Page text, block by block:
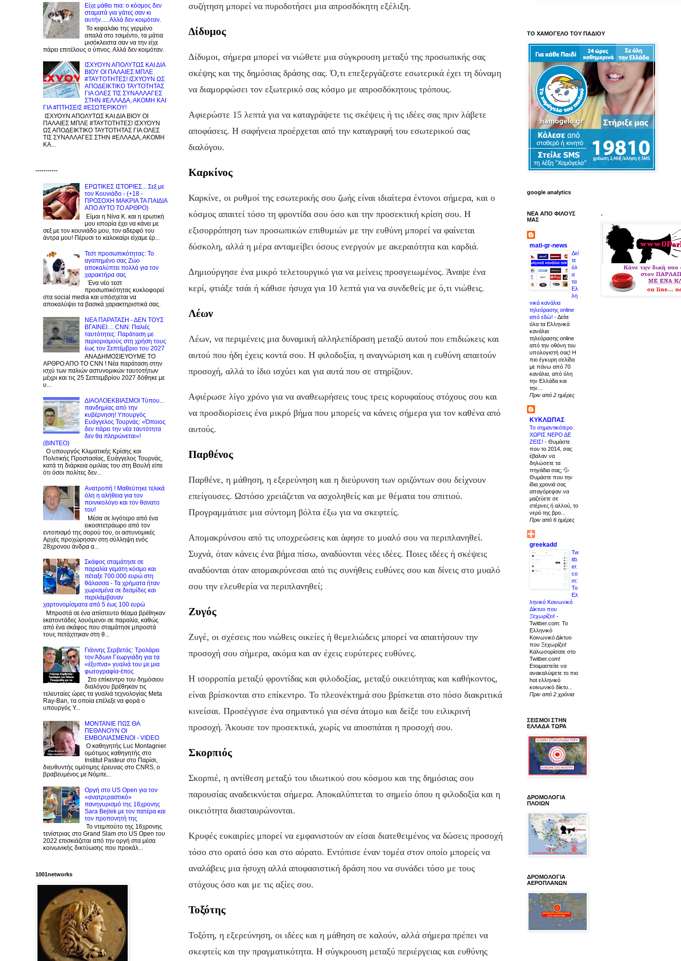
συζήτηση μπορεί να πυροδοτήσει μια απροσδόκητη εξέλιξη.
Δίδυμος
Δίδυμοι, σήμερα μπορεί να νιώθετε μια σύγκρουση μεταξύ της προσωπικής σας
σκέψης και της δημόσιας δράσης σας. Ό,τι επεξεργάζεστε εσωτερικά έχει τη δύναμη
να διαμορφώσει τον εξωτερικό σας κόσμο με απροσδόκητους τρόπους.
Αφιερώστε 15 λεπτά για να καταγράψετε τις σκέψεις ή τις ιδέες σας πριν λάβετε
αποφάσεις. Η σαφήνεια προέρχεται από την καταγραφή του εσωτερικού σας
διαλόγου.
Καρκίνος
Καρκίνε, οι ρυθμοί της εσωτερικής σου ζωής είναι ιδιαίτερα έντονοι σήμερα, και ο
κόσμος απαιτεί τόσο τη φροντίδα σου όσο και την προσεκτική κρίση σου. Η
εξισορρόπηση των προσωπικών επιθυμιών με την ευθύνη μπορεί να φαίνεται
δύσκολη, αλλά η μέρα ανταμείβει όσους ενεργούν με ακεραιότητα και καρδιά.
Δημιούργησε ένα μικρό τελετουργικό για να μείνεις προσγειωμένος. Άναψε ένα
κερί, φτιάξε τσάι ή κάθισε ήσυχα για 10 λεπτά για να συνδεθείς με ό,τι νιώθεις.
Λέων
Λέων, να περιμένεις μια δυναμική αλληλεπίδραση μεταξύ αυτού που επιδιώκεις και
αυτού που ήδη έχεις κοντά σου. Η φιλοδοξία, η αναγνώριση και η ευθύνη απαιτούν
προσοχή, αλλά το ίδιο ισχύει και για αυτά που σε στηρίζουν.
Αφιέρωσε λίγο χρόνο για να αναθεωρήσεις τους τρεις κορυφαίους στόχους σου και
να προσδιορίσεις ένα μικρό βήμα που μπορείς να κάνεις σήμερα για τον καθένα από
αυτούς.
Παρθένος
Παρθένε, η μάθηση, η εξερεύνηση και η διεύρυνση των οριζόντων σου δείχνουν
επείγουσες. Ωστόσο χρειάζεται να ασχοληθείς και με θέματα του σπιτιού.
Προγραμμάτισε μια σύντομη βόλτα έξω για να σκεφτείς.
Απομακρύνσου από τις υποχρεώσεις και άφησε το μυαλό σου να περιπλανηθεί.
Συχνά, όταν κάνεις ένα βήμα πίσω, αναδύονται νέες ιδέες. Ποιες ιδέες ή σκέψεις
αναδύονται όταν απομακρύνεσαι από τις συνήθεις ευθύνες σου και δίνεις στο μυαλό
σου την ελευθερία να περιπλανηθεί;
Ζυγός
Ζυγέ, οι σχέσεις που νιώθεις οικείες ή θεμελιώδεις μπορεί να απαιτήσουν την
προσοχή σου σήμερα, ακόμα και αν έχεις ευρύτερες ευθύνες.
Η ισορροπία μεταξύ φροντίδας και φιλοδοξίας, μεταξύ οικειότητας και καθήκοντος,
είναι βρίσκονται στο επίκεντρο. Το πλεονέκτημά σου βρίσκεται στο πόσο διακριτικά
κινείσαι. Προσέγγισε ένα σημαντικό για σένα άτομο και δείξε του ειλικρινή
προσοχή. Άκουσε τον προσεκτικά, χωρίς να αποσπάται η προσοχή σου.
Σκορπιός
Σκορπιέ, η αντίθεση μεταξύ του ιδιωτικού σου κόσμου και της δημόσιας σου
παρουσίας αναδεικνύεται σήμερα. Αποκαλύπτεται το σημείο όπου η φιλοδοξία και η
οικειότητα διασταυρώνονται.
Κρυφές ευκαιρίες μπορεί να εμφανιστούν αν είσαι διατεθειμένος να δώσεις προσοχή
τόσο στο ορατό όσο και στο αόρατο. Εντόπισε έναν τομέα στον οποίο μπορείς να
αναλάβεις μια ήσυχη αλλά αποφασιστική δράση που να συνάδει τόσο με τους
στόχους όσο και με τις αξίες σου.
Τοξότης
Τοξότη, η εξερεύνηση, οι ιδέες και η μάθηση σε καλούν, αλλά σήμερα πρέπει να
σκεφτείς και την πραγματικότητα. Η σύγκρουση μεταξύ περιέργειας και ευθύνης
Είχε μάθει πια: ο κόσμος δεν
σταματά για γάτες σαν κι
αυτήν..... Αλλά δεν κοιμόταν.
Το κεφαλάκι της γερμένο
απαλά στο τσιμέντο, τα μάτια
μισόκλειστα σαν να την είχε
πάρει επιτέλους ο ύπνος. Αλλά δεν κοιμόταν.
ΙΣΧΥΟΥΝ ΑΠΟΛΥΤΩΣ ΚΑΙ ΔΙΑ
ΒΙΟΥ ΟΙ ΠΑΛΑΙΕΣ ΜΠΛΕ
#ΤΑΥΤΟΤΗΤΕΣ! ΙΣΧΥΟΥΝ ΩΣ
ΑΠΟΔΕΙΚΤΙΚΟ ΤΑΥΤΟΤΗΤΑΣ
ΓΙΑ ΟΛΕΣ ΤΙΣ ΣΥΝΑΛΛΑΓΕΣ
ΣΤΗΝ #ΕΛΛΑΔΑ, ΑΚΟΜΗ ΚΑΙ
ΓΙΑ #ΠΤΗΣΕΙΣ #ΕΣΩΤΕΡΙΚΟΥ!
ΙΣΧΥΟΥΝ ΑΠΟΛΥΤΩΣ ΚΑΙ ΔΙΑ ΒΙΟΥ ΟΙ
ΠΑΛΑΙΕΣ ΜΠΛΕ #ΤΑΥΤΟΤΗΤΕΣ! ΙΣΧΥΟΥΝ
ΩΣ ΑΠΟΔΕΙΚΤΙΚΟ ΤΑΥΤΟΤΗΤΑΣ ΓΙΑ ΟΛΕΣ
ΤΙΣ ΣΥΝΑΛΛΑΓΕΣ ΣΤΗΝ #ΕΛΛΑΔΑ, ΑΚΟΜΗ
ΚΑ...
-----------
ΕΡΩΤΙΚΕΣ ΙΣΤΟΡΙΕΣ... Σεξ με
τον Kουνιάδο - (+18 -
ΠΡΟΣΟΧΗ ΜΑΚΡΙΑ ΤΑ ΠΑΙΔΙΑ
ΑΠΟ ΑΥΤΟ ΤΟ ΑΡΘΡΟ)
Είμαι η Νίνα Κ. και η ερωτική
μου ιστορία έχει να κάνει με
σεξ με τον κουνιάδο μου, τον αδερφό του
άντρα μου! Πέρυσι το καλοκαίρι είχαμε έρ...
Τεστ προσωπικότητας: Το
αγαπημένο σας Zώο
αποκαλύπτει πολλά για τον
χαρακτήρα σας
Ένα νέο τεστ
προσωπικότητας κυκλοφορεί
στα social media και υπόσχεται να
αποκαλύψει τα βασικά χαρακτηριστικά σας.
NEA ΠΑΡΑΤΑΣΗ - ΔΕΝ ΤΟΥΣ
ΒΓΑΙΝΕΙ.... CNN: Παλιές
ταυτότητες: Παράταση με
περιορισμούς στη χρήση τους
έως τον Σεπτέμβριο του 2027
ΑΝΑΔΗΜΟΣΙΕΥΟΥΜΕ ΤΟ
ΑΡΘΡΟ ΑΠΟ ΤΟ CNN ! Νέα παράταση στην
ισχύ των παλιών αστυνομικών ταυτοτήτων
μέχρι και τις 25 Σεπτεμβρίου 2027 δόθηκε με
υ...
ΔΙΑΟΛΟΕΚΒΙΑΣΜΟΙ Tύπου...
πανδημίας από την
κυβέρνηση! Υπουργός
Ευάγγελος Τουρνάς: «Όποιος
δεν πάρει την νέα ταυτότητα
δεν θα πληρώνεται»!
(BINTEO)
Ο υπουργός Κλιματικής Κρίσης και
Πολιτικής Προστασίας, Ευάγγελος Τουρνάς,
κατά τη διάρκεια ομιλίας του στη Βουλή είπε
ότι όσοι πολίτες δεν...
Ανατροπή ! Mαθεύτηκε τελικά
όλη η αλήθεια για τον
ποινικολόγο και τον θανατο
του!
Μέσα σε λιγότερο από ένα
εικοσιτετράωρο από τον
εντοπισμό της σορού του, οι αστυνομικές
Αρχές προχώρησαν στη σύλληψη ενός
28χρονου άνδρα α...
Σκάφος σταμάτησε σε
παραλία γεμάτη κόσμο και
πέταξε 700.000 ευρώ στη
θάλασσα - Τα χρήματα ήταν
χωρισμένα σε δεσμίδες και
περιλάμβαναν
χαρτονομίσματα από 5 έως 100 ευρώ
Μπροστά σε ένα απίστευτο θέαμα βρέθηκαν
εκατοντάδες λουόμενοι σε παραλία, καθώς
από ένα σκάφος που σταμάτησε μπροστά
τους πετάχτηκαν στη θ...
Γιάννης Σερβετάς: Τρολάρει
τον Άδωνι Γεωργιάδη για τα
«έξυπνα» γυαλιά του με μια
φωτογραφία-έπος
Στο επίκεντρο του δημόσιου
διαλόγου βρέθηκαν τις
τελευταίες ώρες τα γυαλιά τεχνολογίας Meta
Ray-Ban, τα οποία επέλεξε να φορά ο
υπουργός Υ...
ΜΟΝΤΑΝΙΕ ΠΩΣ ΘΑ
ΠΕΘΑΝΟΥΝ ΟΙ
ΕΜΒΟΛΙΑΣΜΕΝΟΙ - VIDEO
Ο καθηγητής Luc Montagnier
ομότιμος καθηγητής στο
Institut Pasteur στο Παρίσι,
διευθυντής ομότιμης έρευνας στο CNRS, o
βραβευμένος με Νόμπε...
Οργή στο US Open για τον
«ανατριχιαστικό»
πανηγυρισμό της 16χρονης
Sara Bejlek με τον πατέρα και
τον προπονητή της
Το ντεμπούτο της 16χρονης
τενίστριας στο Grand Slam στο US Open του
2022 επισκιάζεται από την οργή στα μέσα
κοινωνικής δικτύωσης που προκάλ...
1001networks
ΤΟ ΧΑΜΟΓΕΛΟ ΤΟΥ ΠΑΔΙΟΥ
google analytics
ΝΕΑ ΑΠΟ ΦΙΛΟΥΣ
ΜΑΣ
mati-gr-news
Δεί
τε
όλ
α
τα
Ελ
λη
νικά κανάλια
τηλεόρασης online
από εδώ! -Δείτε
όλα τα Ελληνικά
κανάλια
τηλεόρασης online
από την οθόνη του
υπολογιστή σας! Η
πιο έγκυρη σελίδα
με πάνω από 70
κανάλια, από όλη
την Ελλάδα και
την...
Πριν από 2 ημέρες
ΚΥΚΛΩΠΑΣ
Το σημαντικότερο.
ΧΩΡΙΣ ΝΕΡΟ ΔΕ
ΖΕΙΣ! - Θυμάστε
που το 2014, σας
έβαλαν να
δηλώσετε τα
πηγάδια σας; 💦
Θυμάστε που την
ίδια χρονιά σας
απαγόρεψαν να
μαζεύετε σε
στέρνες ή αλλού, το
νερό της βρο...
Πριν από 6 ημέρες
greekadd
Tw
itb
er.
co
m:
Το
Ελ
ληνικό Κοινωνικό
Δίκτυο που
Ξεχωρίζει! -
Twitber.com: Το
Ελληνικό
Κοινωνικό Δίκτυο
που Ξεχωρίζει!
Καλωσορίσατε στο
Twitber.com!
Ετοιμαστείτε να
ανακαλύψετε το πιο
hot ελληνικό
κοινωνικό δίκτυ...
Πριν από 2 χρόνια
ΣΕΙΣΜΟΙ ΣΤΗΝ
ΕΛΛΑΔΑ ΤΩΡΑ
ΔΡΟΜΟΛΟΓΙΑ
ΠΛΟΙΩΝ
ΔΡΟΜΟΛΟΓΙΑ
ΑΕΡΟΠΛΑΝΩΝ
.